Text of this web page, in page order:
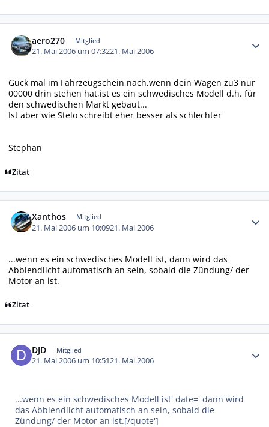
aero270 Mitglied
21. Mai 2006 um 07:3221. Mai 2006
Guck mal im Fahrzeugschein nach,wenn dein Wagen zu3 nur
00000 drin stehen hat,ist es ein schwedisches Modell d.h. für
den schwedischen Markt gebaut...
Ist aber wie Stelo schreibt eher besser als schlechter
Stephan
Zitat
Xanthos Mitglied
21. Mai 2006 um 10:0921. Mai 2006
...wenn es ein schwedisches Modell ist, dann wird das
Abblendlicht automatisch an sein, sobald die Zündung/ der
Motor an ist.
Zitat
DJD Mitglied
21. Mai 2006 um 10:5121. Mai 2006
...wenn es ein schwedisches Modell ist' date=' dann wird
das Abblendlicht automatisch an sein, sobald die
Zündung/ der Motor an ist.[/quote']